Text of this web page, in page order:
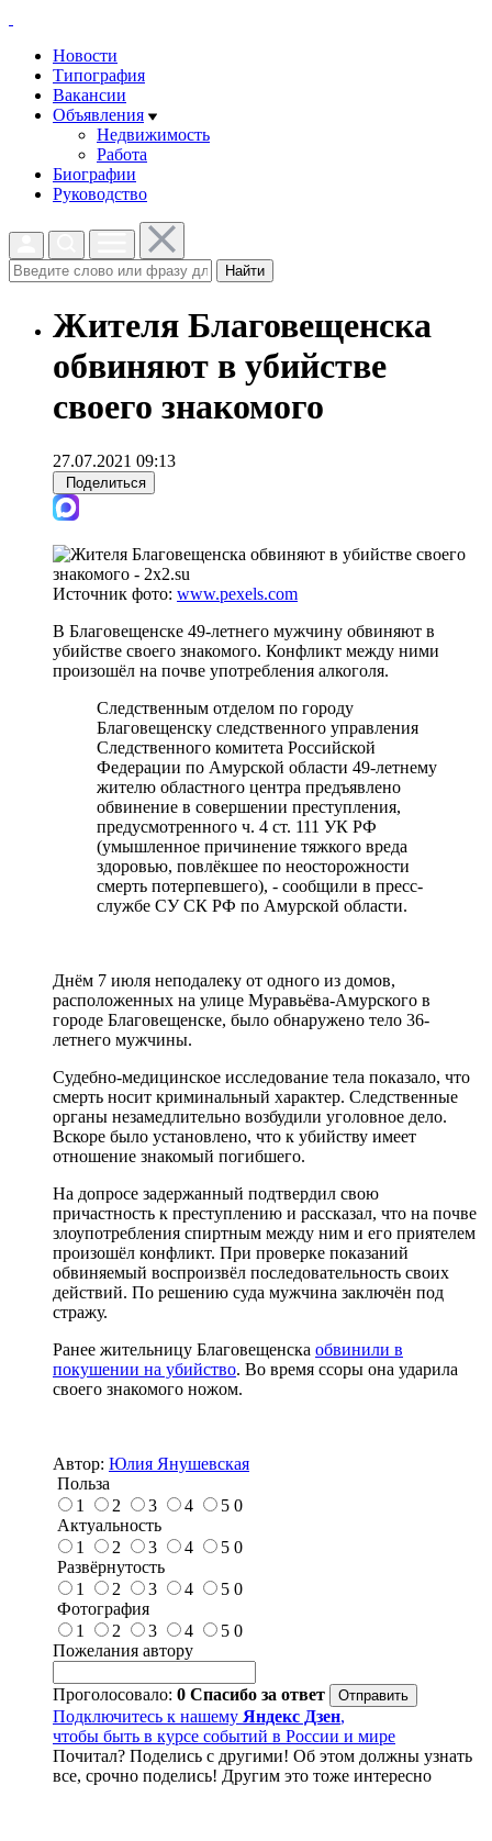
Новости
Типография
Вакансии
Объявления
Недвижимость
Работа
Биографии
Руководство
Найти
Жителя Благовещенска
обвиняют в убийстве
своего знакомого
27.07.2021 09:13
Поделиться
Источник фото: www.pexels.com
В Благовещенске 49-летнего мужчину обвиняют в
убийстве своего знакомого. Конфликт между ними
произошёл на почве употребления алкоголя.
Следственным отделом по городу
Благовещенску следственного управления
Следственного комитета Российской
Федерации по Амурской области 49-летнему
жителю областного центра предъявлено
обвинение в совершении преступления,
предусмотренного ч. 4 ст. 111 УК РФ
(умышленное причинение тяжкого вреда
здоровью, повлёкшее по неосторожности
смерть потерпевшего), - сообщили в пресс-
службе СУ СК РФ по Амурской области.
Днём 7 июля неподалеку от одного из домов,
расположенных на улице Муравьёва-Амурского в
городе Благовещенске, было обнаружено тело 36-
летнего мужчины.
Судебно-медицинское исследование тела показало, что
смерть носит криминальный характер. Следственные
органы незамедлительно возбудили уголовное дело.
Вскоре было установлено, что к убийству имеет
отношение знакомый погибшего.
На допросе задержанный подтвердил свою
причастность к преступлению и рассказал, что на почве
злоупотребления спиртным между ним и его приятелем
произошёл конфликт. При проверке показаний
обвиняемый воспроизвёл последовательность своих
действий. По решению суда мужчина заключён под
стражу.
Ранее жительницу Благовещенска обвинили в
покушении на убийство. Во время ссоры она ударила
своего знакомого ножом.
Автор: Юлия Янушевская
Польза
1
2 3 4 5 0
Актуальность
1
2 3 4 5 0
Развёрнутость
1
2 3 4 5 0
Фотография
1
2 3 4 5 0
Пожелания автору
Проголосовало: 0 Спасибо за ответ
Подключитесь к нашему Яндекс Дзен,
чтобы быть в курсе событий в России и мире
Почитал? Поделись с другими! Об этом должны узнать
все, срочно поделись! Другим это тоже интересно